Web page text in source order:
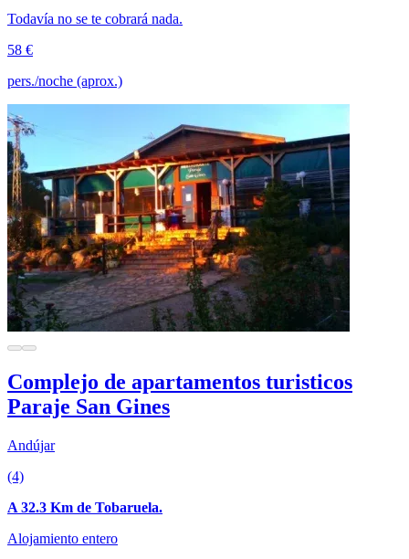
Todavía no se te cobrará nada.
58 €
pers./noche (aprox.)
Complejo de apartamentos turisticos
Paraje San Gines
Andújar
(4)
A 32.3 Km de Tobaruela.
Alojamiento entero